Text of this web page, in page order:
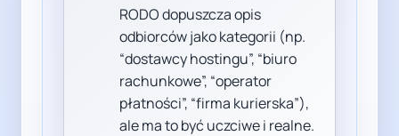
RODO dopuszcza opis
odbiorców jako kategorii (np.
“dostawcy hostingu”, “biuro
rachunkowe”, “operator
płatności”, “firma kurierska”),
ale ma to być uczciwe i realne.